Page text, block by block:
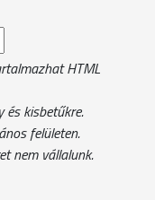
HTML
és kisbetűkre.
felületen.
nem vállalunk.